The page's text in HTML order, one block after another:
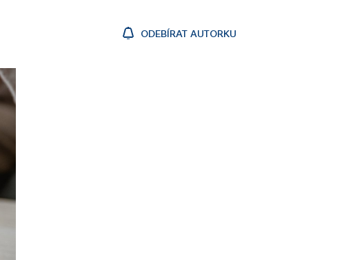
ODEBÍRAT AUTORKU